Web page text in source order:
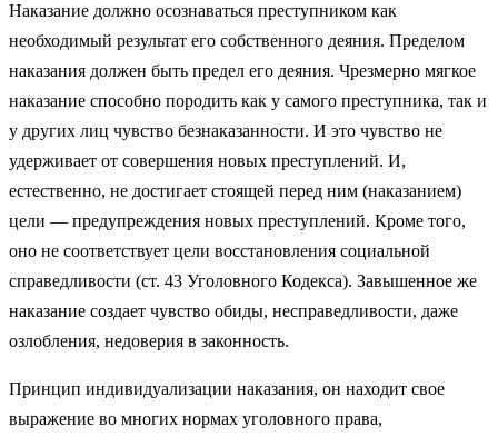
Наказание должно осознаваться преступником как
необходимый результат его собственного деяния. Пределом
наказания должен быть предел его деяния. Чрезмерно мягкое
наказание способно породить как у самого преступника, так и
у других лиц чувство безнаказанности. И это чувство не
удерживает от совершения новых преступлений. И,
естественно, не достигает стоящей перед ним (наказанием)
цели — предупреждения новых преступлений. Кроме того,
оно не соответствует цели восстановления социальной
справедливости (ст. 43 Уголовного Кодекса). Завышенное же
наказание создает чувство обиды, несправедливости, даже
озлобления, недоверия в законность.
Принцип индивидуализации наказания, он находит свое
выражение во многих нормах уголовного права,